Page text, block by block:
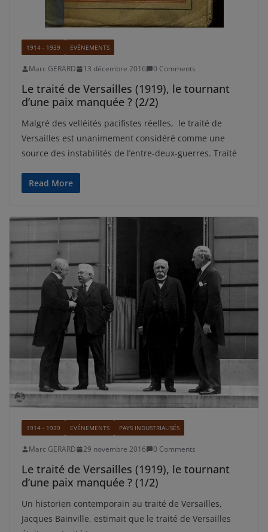
1914 - 1939 EVÉNEMENTS
Marc GERARD 13 décembre 2016 0 Comments
Le traité de Versailles (1919), le tournant
d’une paix manquée ? (2/2)
Malgré des velléités pacifistes réelles, le traité de
Versailles est unanimement considéré comme une
source des instabilités de l’entre-deux-guerres. Traité
Read More
1914 - 1939 EVÉNEMENTS PAYS INDUSTRIALISÉS
Marc GERARD 29 novembre 2016 0 Comments
Le traité de Versailles (1919), le tournant
d’une paix manquée ? (1/2)
Un historien contemporain au traité de Versailles,
Jacques Bainville, estimait que le traité de Versailles